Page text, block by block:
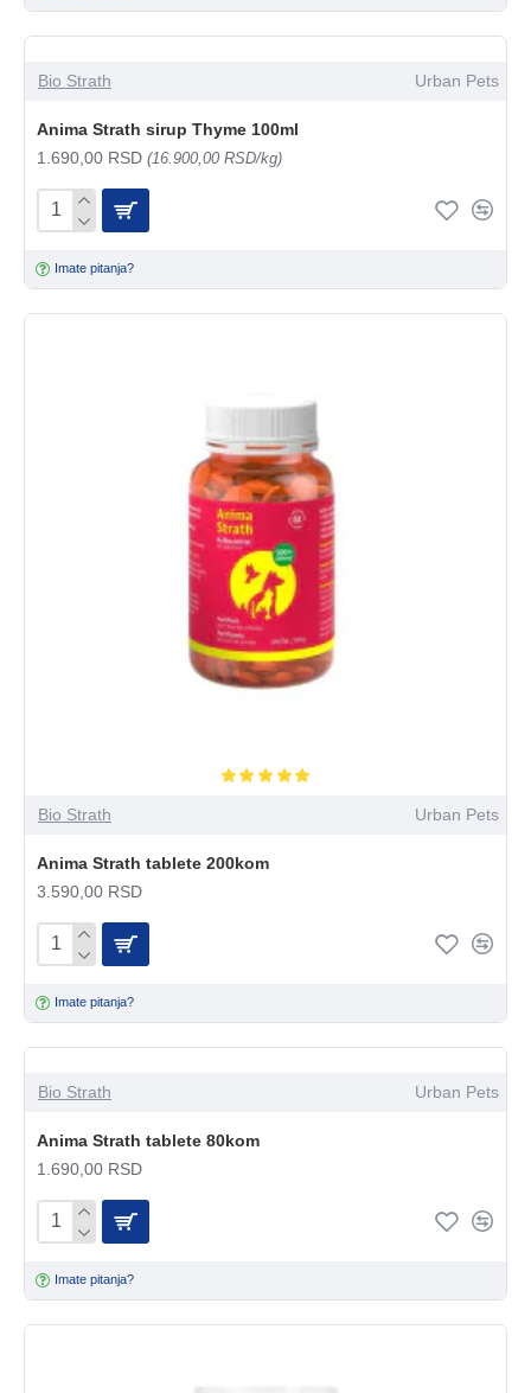
Bio Strath Urban Pets
Anima Strath sirup Thyme 100ml
1.690,00 RSD (16.900,00 RSD/kg)
Imate pitanja?
Bio Strath Urban Pets
Anima Strath tablete 200kom
3.590,00 RSD
Imate pitanja?
Bio Strath Urban Pets
Anima Strath tablete 80kom
1.690,00 RSD
Imate pitanja?